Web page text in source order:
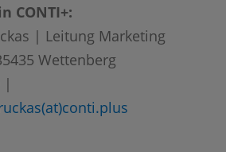
CONTI+:
| Leitung Marketing
Wettenberg
|